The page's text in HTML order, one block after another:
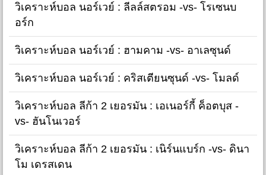
วิเคราะห์บอล นอร์เวย์ : ลีลล์สตรอม -vs- โรเซนบ
อร์ก
วิเคราะห์บอล นอร์เวย์ : ฮามคาม -vs- อาเลซุนด์
วิเคราะห์บอล นอร์เวย์ : คริสเตียนซุนด์ -vs- โมลด์
วิเคราะห์บอล ลีก้า 2 เยอรมัน : เอเนอร์กี้ ค็อตบุส -
vs- ฮันโนเวอร์
วิเคราะห์บอล ลีก้า 2 เยอรมัน : เนิร์นแบร์ก -vs- ดินา
โม เดรสเดน